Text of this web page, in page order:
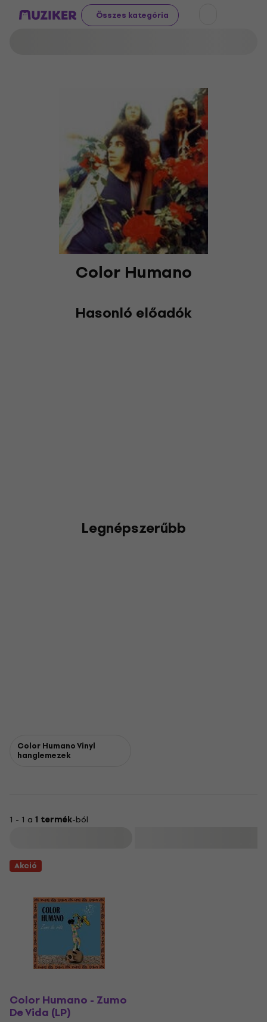
Összes kategória
Color Humano
Hasonló előadók
Legnépszerűbb
Color Humano Vinyl
hanglemezek
1 - 1 a 1 termék-ból
Akció
Color Humano - Zumo
De Vida (LP)